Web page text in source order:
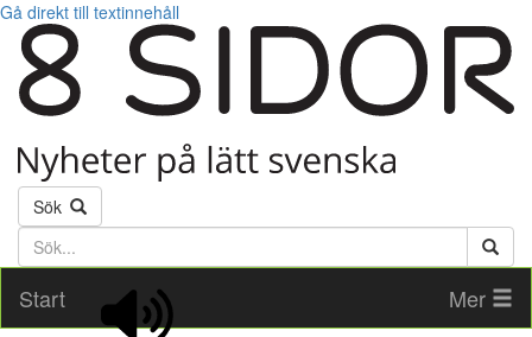
Gå direkt till textinnehåll
Sök
Söktext
Start
Mer